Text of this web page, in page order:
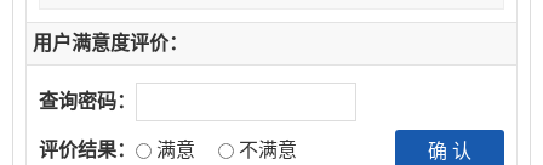
用户满意度评价：
查询密码：
评价结果： 满意 不满意